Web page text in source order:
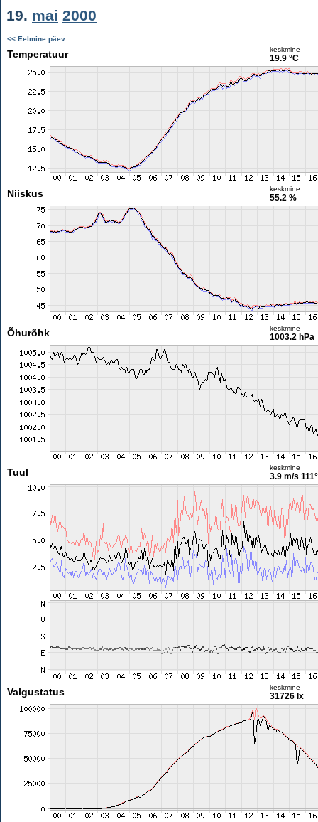
19. mai 2000
<< Eelmine päev
Temperatuur keskmine
19.9 °C
Niiskus keskmine
55.2 %
Õhurõhk keskmine
1003.2 hPa
Tuul keskmine
3.9 m/s 111°
Valgustatus keskmine
31726 lx